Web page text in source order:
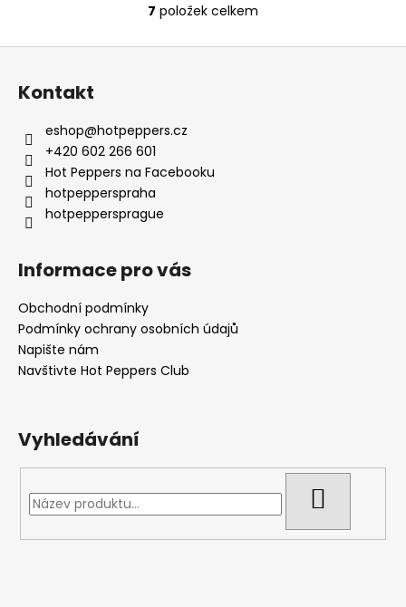
O
v
p
p
i
7 položek celkem
Z
Kontakt
eshop@hotpeppers.cz
+420 602 266 601
Hot Peppers na Facebooku
hotpepperspraha
hotpeppersprague
Informace pro vás
Obchodní podmínky
Podmínky ochrany osobních údajů
Napište nám
Navštivte Hot Peppers Club
Vyhledávání